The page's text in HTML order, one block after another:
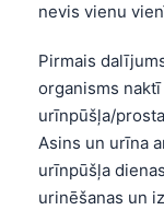
nevis vienu
Pirmais
organisms
urīnpūšļa/
Asins un urīna
urīnpūšļa
urinēšanas un